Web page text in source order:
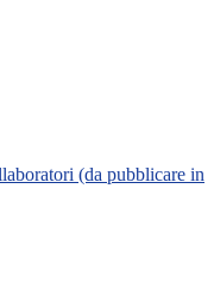
(da pubblicare in